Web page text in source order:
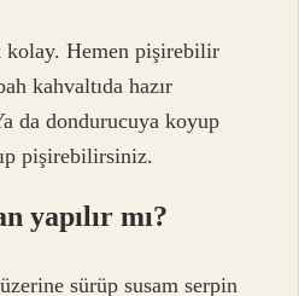
kolay. Hemen pişirebilir
kahvaltıda hazır
da dondurucuya koyup
pişirebilirsiniz.
yapılır mı?
sürüp susam serpin